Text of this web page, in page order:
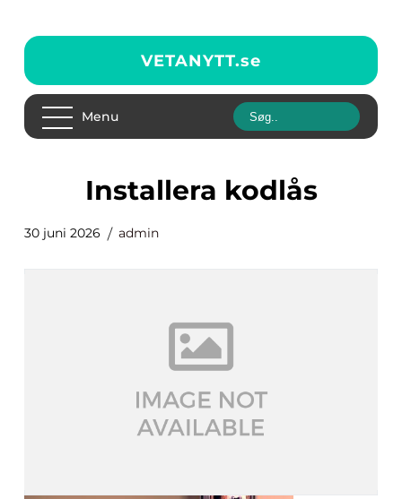
VETANYTT.se
Menu
installera kodlås
30 juni 2026 admin